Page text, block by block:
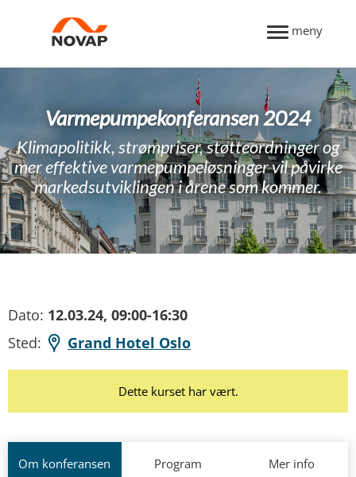
meny
Varmepumpekonferansen 2024
Klimapolitikk, strømpriser, støtteordninger og
mer effektive varmepumpeløsninger vil påvirke
markedsutviklingen i årene som kommer.
Dato: 12.03.24, 09:00-16:30
Sted:
Grand Hotel Oslo
Dette kurset har vært.
Om konferansen Program Mer info